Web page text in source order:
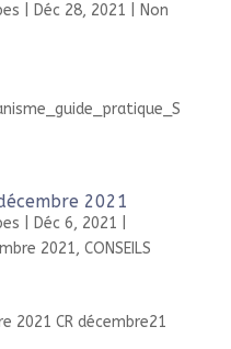
Déc 28, 2021
Non
2021
Déc 6, 2021
2021, CONSEILS
2021 CR décembre21